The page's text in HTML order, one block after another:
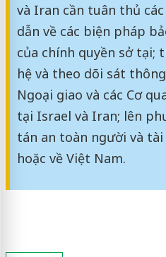
và Iran cần tuân thủ
dẫn về các biện pháp
của chính quyền sở tại;
hệ và theo dõi sát
Ngoại giao và các Cơ
tại Israel và Iran; lên
tán an toàn người và
hoặc về Việt Nam.